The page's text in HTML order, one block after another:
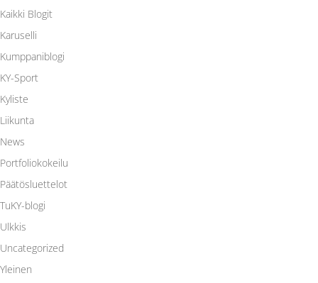
Kaikki Blogit
Karuselli
Kumppaniblogi
KY-Sport
Kyliste
Liikunta
News
Portfoliokokeilu
Päätösluettelot
TuKY-blogi
Ulkkis
Uncategorized
Yleinen